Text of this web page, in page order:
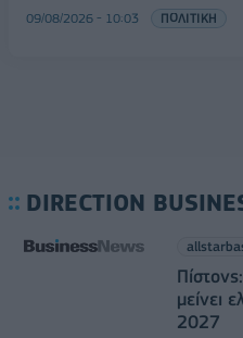
09/08/2026 - 10:03 ΠΟΛΙΤΙΚΗ
DIRECTION
μείνει
2027